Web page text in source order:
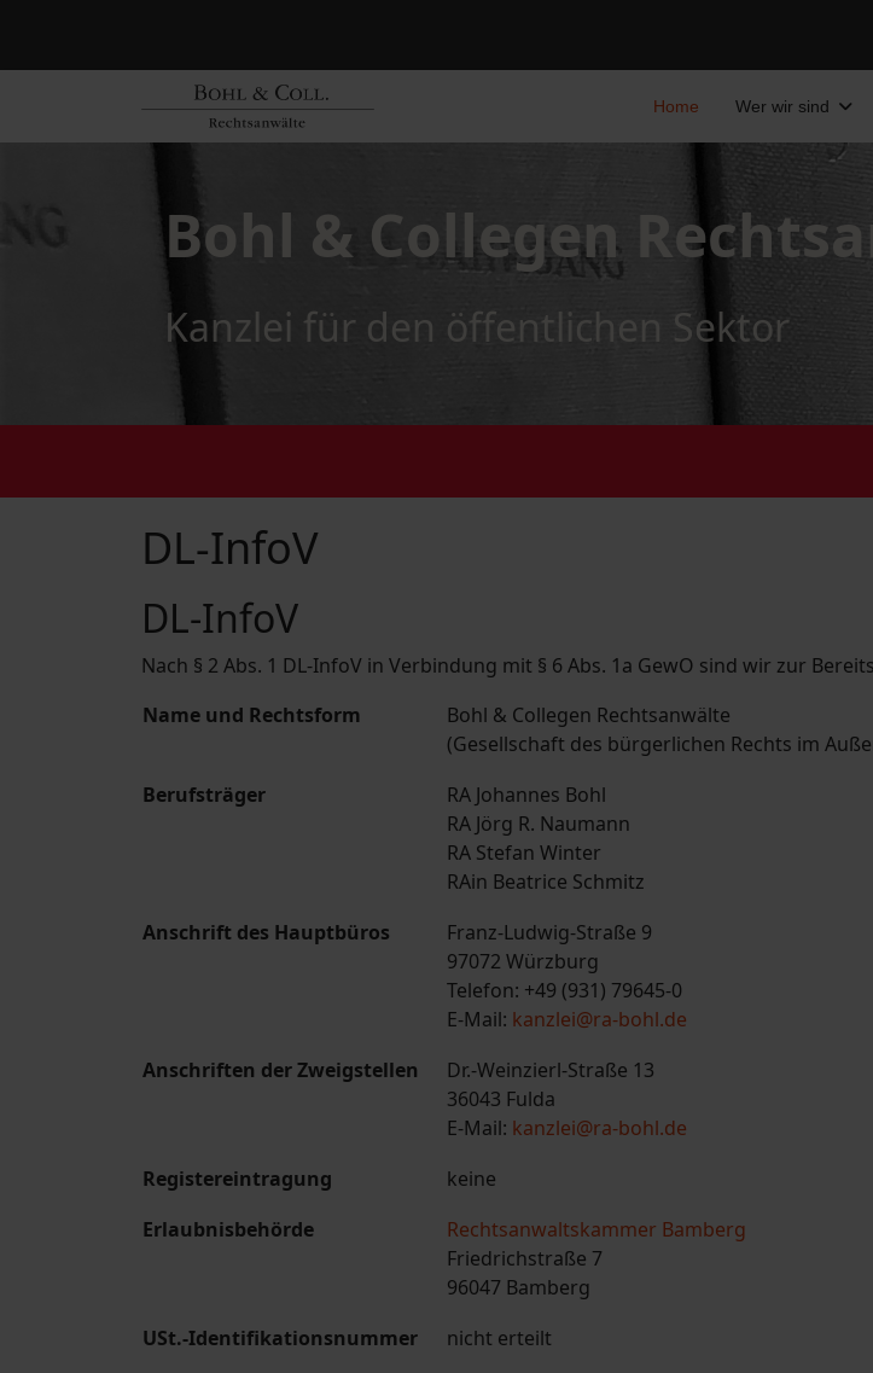
Home Wer wir sind
Bohl & Collegen
Kanzlei für den öffentlichen Sektor
DL-InfoV
DL-InfoV
Nach § 2 Abs. 1 DL-InfoV in Verbindung mit § 6 Abs. 1a GewO sind wir zur
Name und Rechtsform
Bohl & Collegen Rechtsanwälte
(Gesellschaft des bürgerlichen Rechts im
Berufsträger
RA Johannes Bohl
RA Jörg R. Naumann
RA Stefan Winter
RAin Beatrice Schmitz
Anschrift des Hauptbüros
Franz-Ludwig-Straße 9
97072 Würzburg
Telefon: +49 (931) 79645-0
E-Mail: kanzlei@ra-bohl.de
Anschriften der Zweigstellen
Dr.-Weinzierl-Straße 13
36043 Fulda
E-Mail: kanzlei@ra-bohl.de
Registereintragung
keine
Erlaubnisbehörde
Rechtsanwaltskammer Bamberg
Friedrichstraße 7
96047 Bamberg
USt.-Identifikationsnummer
nicht erteilt